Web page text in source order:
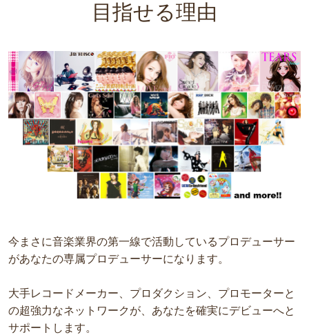
目指せる理由
今まさに音楽業界の第一線で活動しているプロデューサー
があなたの専属プロデューサーになります。
大手レコードメーカー、プロダクション、プロモーターと
の超強力なネットワークが、あなたを確実にデビューへと
サポートします。